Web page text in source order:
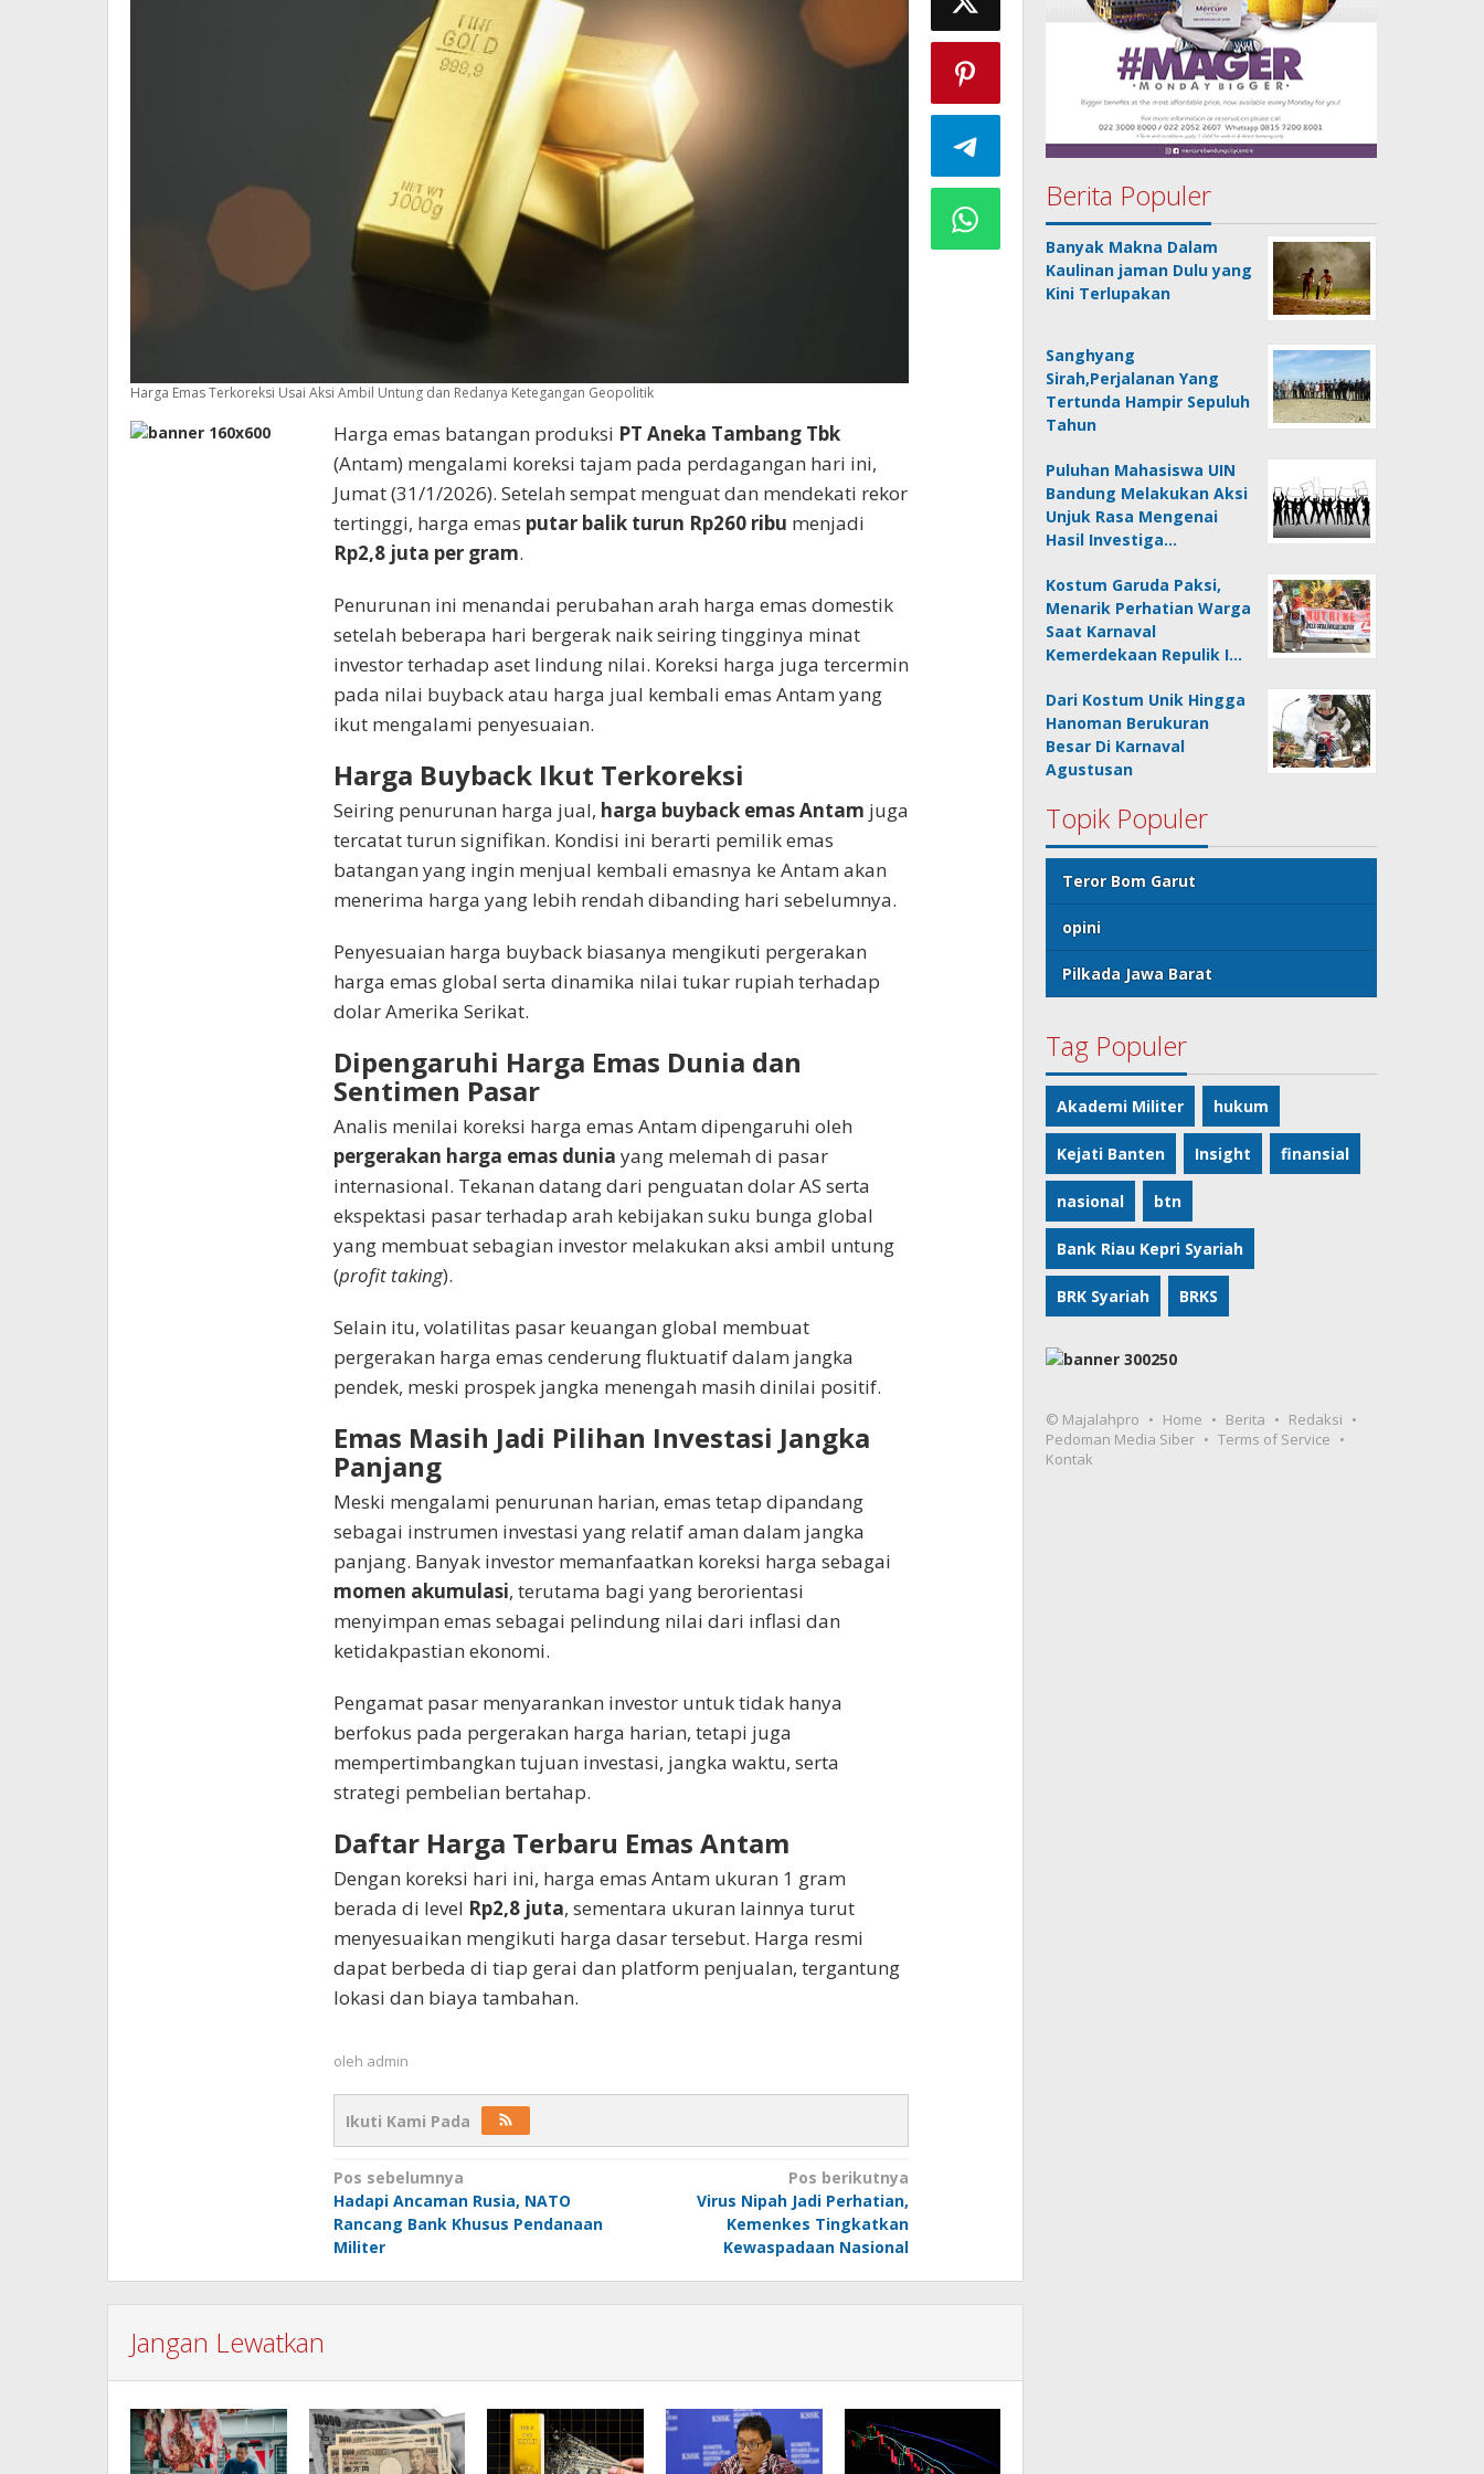
Harga Emas Terkoreksi Usai Aksi Ambil Untung dan Redanya Ketegangan Geopolitik
Harga emas batangan produksi PT Aneka Tambang Tbk
(Antam) mengalami koreksi tajam pada perdagangan hari ini,
Jumat (31/1/2026). Setelah sempat menguat dan mendekati rekor
tertinggi, harga emas putar balik turun Rp260 ribu menjadi
Rp2,8 juta per gram.
Penurunan ini menandai perubahan arah harga emas domestik
setelah beberapa hari bergerak naik seiring tingginya minat
investor terhadap aset lindung nilai. Koreksi harga juga tercermin
pada nilai buyback atau harga jual kembali emas Antam yang
ikut mengalami penyesuaian.
Harga Buyback Ikut Terkoreksi
Seiring penurunan harga jual, harga buyback emas Antam juga
tercatat turun signifikan. Kondisi ini berarti pemilik emas
batangan yang ingin menjual kembali emasnya ke Antam akan
menerima harga yang lebih rendah dibanding hari sebelumnya.
Penyesuaian harga buyback biasanya mengikuti pergerakan
harga emas global serta dinamika nilai tukar rupiah terhadap
dolar Amerika Serikat.
Dipengaruhi Harga Emas Dunia dan
Sentimen Pasar
Analis menilai koreksi harga emas Antam dipengaruhi oleh
pergerakan harga emas dunia yang melemah di pasar
internasional. Tekanan datang dari penguatan dolar AS serta
ekspektasi pasar terhadap arah kebijakan suku bunga global
yang membuat sebagian investor melakukan aksi ambil untung
(profit taking).
Selain itu, volatilitas pasar keuangan global membuat
pergerakan harga emas cenderung fluktuatif dalam jangka
pendek, meski prospek jangka menengah masih dinilai positif.
Emas Masih Jadi Pilihan Investasi Jangka
Panjang
Meski mengalami penurunan harian, emas tetap dipandang
sebagai instrumen investasi yang relatif aman dalam jangka
panjang. Banyak investor memanfaatkan koreksi harga sebagai
momen akumulasi, terutama bagi yang berorientasi
menyimpan emas sebagai pelindung nilai dari inflasi dan
ketidakpastian ekonomi.
Pengamat pasar menyarankan investor untuk tidak hanya
berfokus pada pergerakan harga harian, tetapi juga
mempertimbangkan tujuan investasi, jangka waktu, serta
strategi pembelian bertahap.
Daftar Harga Terbaru Emas Antam
Dengan koreksi hari ini, harga emas Antam ukuran 1 gram
berada di level Rp2,8 juta, sementara ukuran lainnya turut
menyesuaikan mengikuti harga dasar tersebut. Harga resmi
dapat berbeda di tiap gerai dan platform penjualan, tergantung
lokasi dan biaya tambahan.
oleh admin
Ikuti Kami Pada
Navigasi
pos
Pos sebelumnya
Hadapi Ancaman Rusia, NATO
Rancang Bank Khusus Pendanaan
Militer
Pos berikutnya
Virus Nipah Jadi Perhatian,
Kemenkes Tingkatkan
Kewaspadaan Nasional
Jangan Lewatkan
Berita Populer
Banyak Makna Dalam
Kaulinan jaman Dulu yang
Kini Terlupakan
Sanghyang
Sirah,Perjalanan Yang
Tertunda Hampir Sepuluh
Tahun
Puluhan Mahasiswa UIN
Bandung Melakukan Aksi
Unjuk Rasa Mengenai
Hasil Investiga…
Kostum Garuda Paksi,
Menarik Perhatian Warga
Saat Karnaval
Kemerdekaan Repulik I…
Dari Kostum Unik Hingga
Hanoman Berukuran
Besar Di Karnaval
Agustusan
Topik Populer
Teror Bom Garut
opini
Pilkada Jawa Barat
Tag Populer
Akademi Militer hukum
Kejati Banten Insight finansial
nasional btn
Bank Riau Kepri Syariah
BRK Syariah BRKS
© Majalahpro Home Berita
Redaksi
Pedoman Media Siber
Terms of Service
Kontak